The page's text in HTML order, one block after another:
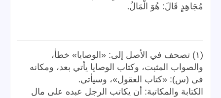
مُجَاهِدٍ قَالَ: هُوَ الْمَالُ.
(١) تصحف في الأصل إلى: «الوصايا» خطأ،
والصواب المثبت، وكتاب الوصايا يأتي بعد، ومكانه
في (س): «كتاب العقول»، وسيأتي.
الكتابة والمكاتبة: أن يكاتب الرجل عبده على مال